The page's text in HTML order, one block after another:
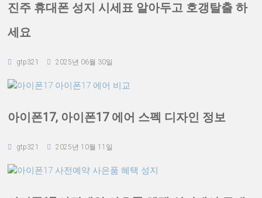
진주 휴대폰 성지 시세표 알아두고 호갱탈출 하
세요
gtp321 2025년 06월 30일
아이폰17, 아이폰17 에어 스펙 디자인 정보
gtp321 2025년 10월 11일